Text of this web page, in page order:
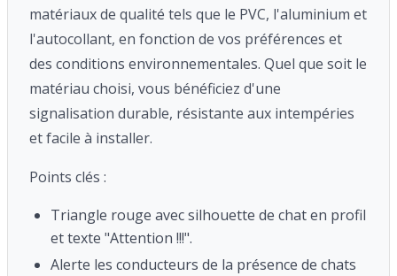
matériaux de qualité tels que le PVC, l'aluminium et
l'autocollant, en fonction de vos préférences et
des conditions environnementales. Quel que soit le
matériau choisi, vous bénéficiez d'une
signalisation durable, résistante aux intempéries
et facile à installer.
Points clés :
Triangle rouge avec silhouette de chat en profil
et texte "Attention !!!".
Alerte les conducteurs de la présence de chats